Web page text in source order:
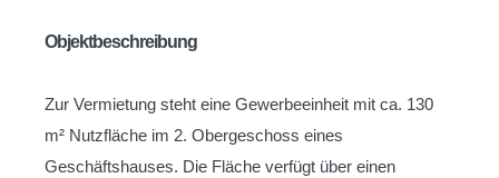
Objektbeschreibung
Zur Vermietung steht eine Gewerbeeinheit mit ca. 130
m² Nutzfläche im 2. Obergeschoss eines
Geschäftshauses. Die Fläche verfügt über einen